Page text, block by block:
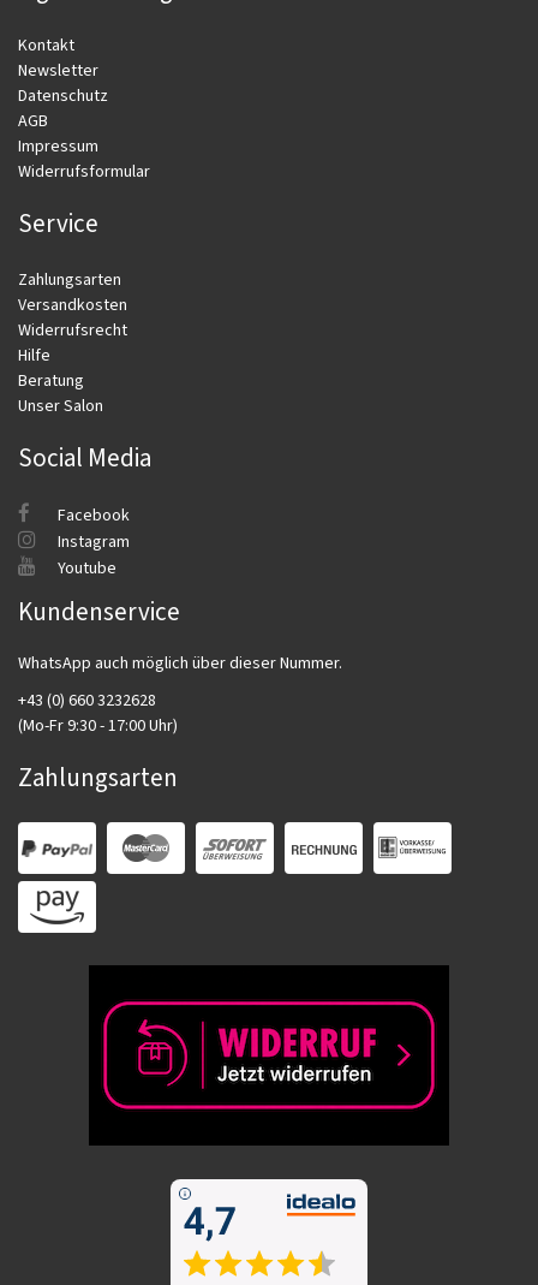
Kontakt
Newsletter
Datenschutz
AGB
Impressum
Widerrufsformular
Service
Zahlungsarten
Versandkosten
Widerrufsrecht
Hilfe
Beratung
Unser Salon
Social Media
Facebook
Instagram
Youtube
Kundenservice
WhatsApp auch möglich über dieser Nummer.
+43 (0) 660 3232628
(Mo-Fr 9:30 - 17:00 Uhr)
Zahlungsarten